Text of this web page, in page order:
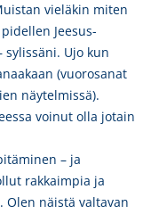
vieläkin miten
Jeesus-
sylissäni. Ujo kun
(vuorosanat
näytelmissä).
voinut olla jotain
– ja
rakkaimpia ja
Olen näistä valtavan